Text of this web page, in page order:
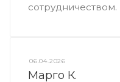
сотрудничеством.
06.04.2026
Марго К.